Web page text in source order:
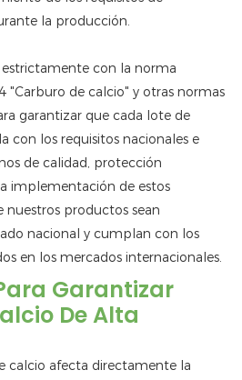
la producción.
con la norma
"Carburo de calcio" y otras normas
garantizar que cada lote de
con los requisitos nacionales e
de calidad, protección
implementación de estos
nuestros productos sean
nacional y cumplan con los
en los mercados internacionales.
Garantizar
De Alta
calcio afecta directamente la